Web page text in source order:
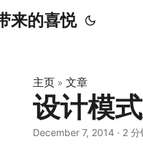
来的喜悦
主页 » 文章
设计模
December 7, 2014 · 2 分